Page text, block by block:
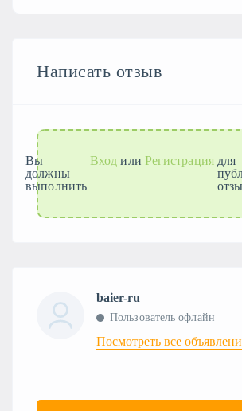
Написать отзыв
Вы
должны
выполнить
Вход или Регистрация для
baier-ru
Пользователь офлайн
Посмотреть все